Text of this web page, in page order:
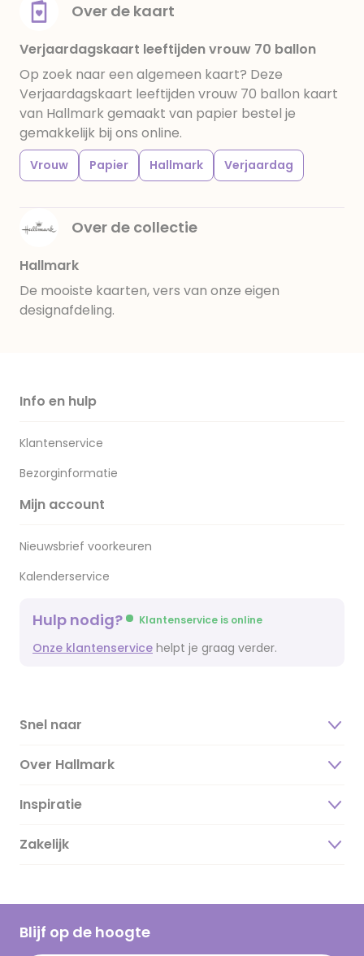
Over de kaart
Verjaardagskaart leeftijden vrouw 70 ballon
Op zoek naar een algemeen kaart? Deze
Verjaardagskaart leeftijden vrouw 70 ballon kaart
van Hallmark gemaakt van papier bestel je
gemakkelijk bij ons online.
Vrouw Papier Hallmark Verjaardag
Over de collectie
Hallmark
De mooiste kaarten, vers van onze eigen
designafdeling.
Info en hulp
Klantenservice
Bezorginformatie
Mijn account
Nieuwsbrief voorkeuren
Kalenderservice
Hulp nodig? Klantenservice is online
Onze klantenservice helpt je graag verder.
Snel naar
Over Hallmark
Over ons
Duurzaamheid
Hallmark Kaartclub
Inspiratie
Magazine
Cadeau inspiratie
Kaartinspiratie
Zakelijk
Blijf op de hoogte